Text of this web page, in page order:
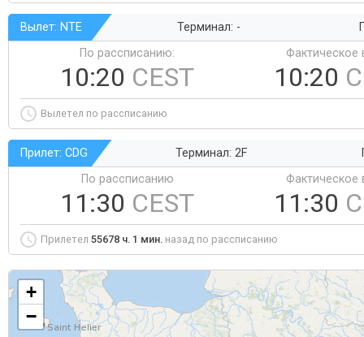
Вылет: NTE Терминал: -
По рассписанию:
10:20 CEST
Фактическое
10:20
Вылетел по рассписанию
Прилет: CDG Терминал: 2F
По рассписанию
11:30 CEST
Фактическое
11:30
Прилетел 55678 ч. 1 мин. назад по рассписанию
+
−